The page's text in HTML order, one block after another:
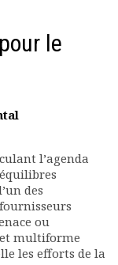
le
l’agenda
des
ou
multiforme
les efforts de la